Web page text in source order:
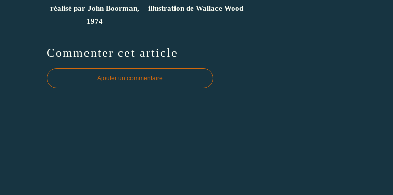
réalisé par John Boorman,
1974
illustration de Wallace Wood
Commenter cet article
Ajouter un commentaire